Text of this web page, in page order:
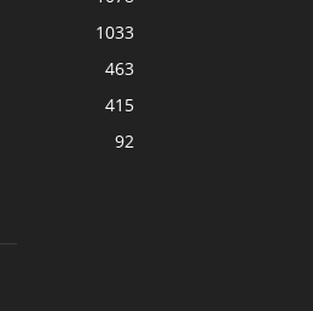
1033
463
415
92